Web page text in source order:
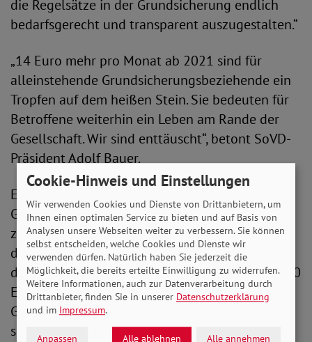
die Regelsätze in der Grundsicherung endlich
bedarfsgerecht und transparent auszugestalten.“
„14 Euro mehr pro Monat ab 2021 sind für
alleinstehende Grundsicherungsbeziehende ein
Tropfen auf dem heißen Stein. Sie bedeuten für
Betroffene weiterhin ein Leben am Rande der
Gesellschaft. Wir sind enttäuscht“, betont SoVD-
Präsident Adolf Bauer.
Es ist auch nicht nachvollziehbar, dass der
Gesetzgeber Armutsbetroffenen keine
zusätzlichen und kurzfristigen Hilfen während
der Corona-Pandemie gewährt. „Wir erneuern
daher mit Nachdruck unsere Forderung nach 100
Euro mehr pro Monat für
Grundsicherungsbeziehende während der Krise“,
so Bauer.
Cookie-Hinweis und Einstellungen
Wir verwenden Cookies und Dienste von Drittanbietern, um
Ihnen einen optimalen Service zu bieten und auf Basis von
Analysen unsere Webseiten weiter zu verbessern. Sie können
selbst entscheiden, welche Cookies und Dienste wir
verwenden dürfen. Natürlich haben Sie jederzeit die
Möglichkeit, die bereits erteilte Einwilligung zu widerrufen.
Weitere Informationen, auch zur Datenverarbeitung durch
Drittanbieter, finden Sie in unserer Datenschutzerklärung
und im Impressum.
Anpassen Alle ablehnen Alle annehmen